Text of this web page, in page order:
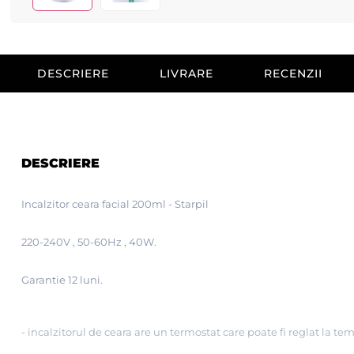
DESCRIERE LIVRARE RECENZII
DESCRIERE
Incalzitor ceara facial 200ml - Starpil
220-240V , 50-60Hz , 40W.
Garantie 12 luni.
- incalzitorul de ceara are un termostat care poate fi reglat la